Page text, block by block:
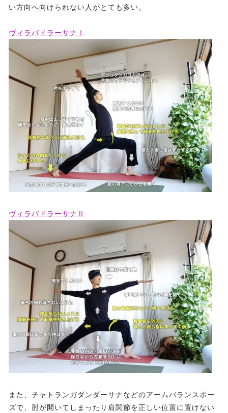
い方向へ向けられない人がとても多い。
ヴィラバドラーサナⅠ
ヴィラバドラーサナⅡ
また、チャトランガダンダーサナなどのアームバランスポー
ズで、肘が開いてしまったり肩関節を正しい位置に置けない